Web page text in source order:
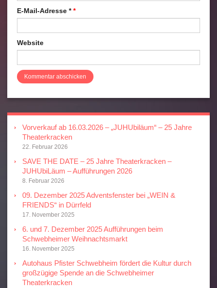
E-Mail-Adresse *
Website
Vorverkauf ab 16.03.2026 – „JUHUbiläum“ – 25 Jahre
Theaterkracken
22. Februar 2026
SAVE THE DATE – 25 Jahre Theaterkracken –
JUHUbiLäum – Aufführungen 2026
8. Februar 2026
09. Dezember 2025 Adventsfenster bei „WEIN &
FRIENDS“ in Dürrfeld
17. November 2025
6. und 7. Dezember 2025 Aufführungen beim
Schwebheimer Weihnachtsmarkt
16. November 2025
Autohaus Pfister Schwebheim fördert die Kultur durch
großzügige Spende an die Schwebheimer
Theaterkracken